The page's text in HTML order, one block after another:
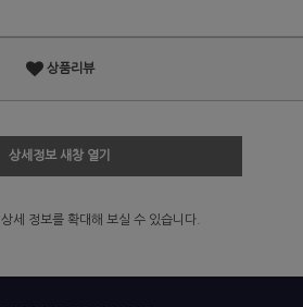
상품리뷰
상세정보 새창 열기
상세 정보를 확대해 보실 수 있습니다.